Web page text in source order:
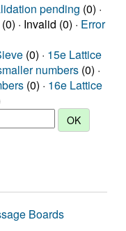
pending (0) ·
(0) · Invalid (0) · Error
(0) · 15e Lattice
numbers (0) ·
(0) · 16e Lattice
Boards